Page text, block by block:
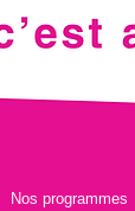
Nos programmes